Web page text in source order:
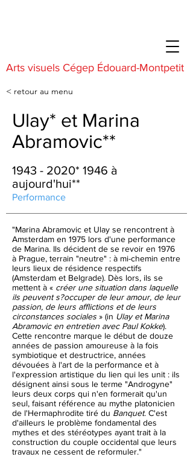
Arts visuels Cégep Édouard-Montpetit
< retour au menu
Ulay* et Marina
Abramovic**
1943 - 2020* 1946 à
aujourd'hui**
Performance
"Marina Abramovic et Ulay se rencontrent à
Amsterdam en 1975 lors d'une performance
de Marina. Ils décident de se revoir en 1976
à Prague, terrain "neutre" : à mi-chemin entre
leurs lieux de résidence respectifs
(Amsterdam et Belgrade). Dès lors, ils se
mettent à « créer une situation dans laquelle
ils peuvent s?occuper de leur amour, de leur
passion, de leurs afflictions et de leurs
circonstances sociales » (in Ulay et Marina
Abramovic en entretien avec Paul Kokke).
Cette rencontre marque le début de douze
années de passion amoureuse à la fois
symbiotique et destructrice, années
dévouées à l'art de la performance et à
l'expression artistique du lien qui les unit : ils
désignent ainsi sous le terme "Androgyne"
leurs deux corps qui n'en formerait qu'un
seul, faisant référence au mythe platonicien
de l'Hermaphrodite tiré du Banquet. C'est
d'ailleurs le problème fondamental des
mythes et des stéréotypes ayant trait à la
construction du couple occidental que leurs
travaux ne cessent de reformuler."